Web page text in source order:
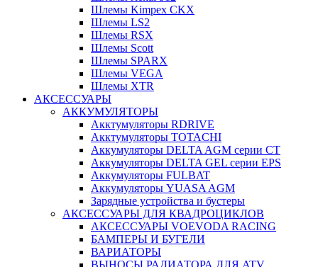
Шлемы Kimpex CKX
Шлемы LS2
Шлемы RSX
Шлемы Scott
Шлемы SPARX
Шлемы VEGA
Шлемы XTR
АКСЕССУАРЫ
АККУМУЛЯТОРЫ
Акктумуляторы RDRIVE
Акктумуляторы TOTACHI
Аккумуляторы DELTA AGM серии CT
Аккумуляторы DELTA GEL серии EPS
Аккумуляторы FULBAT
Аккумуляторы YUASA AGM
Зарядные устройства и бустеры
АКСЕССУАРЫ ДЛЯ КВАДРОЦИКЛОВ
АКСЕССУАРЫ VOEVODA RACING
БАМПЕРЫ И БУГЕЛИ
ВАРИАТОРЫ
ВЫНОСЫ РАДИАТОРА ДЛЯ ATV